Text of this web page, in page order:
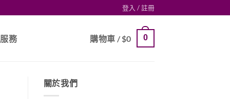
登入 / 註冊
務 購物車 /$0 0
關於我們